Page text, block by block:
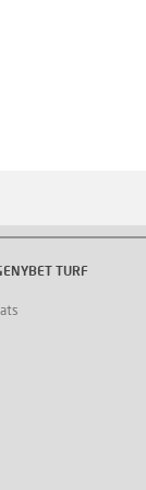
TURF